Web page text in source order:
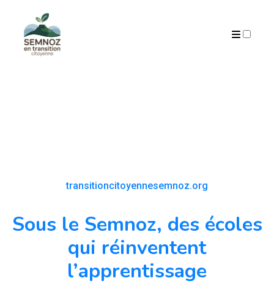
transitioncitoyennesemnoz.org
Sous le Semnoz, des écoles
qui réinventent
l’apprentissage